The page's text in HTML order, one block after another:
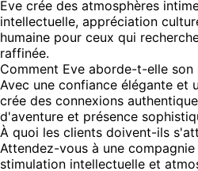
Eve crée des atmosphères
intellectuelle, appréciation
humaine pour ceux qui
raffinée.
Comment Eve aborde-t-elle
Avec une confiance élégante et
crée des connexions
d'aventure et présence
À quoi les clients doivent-ils
Attendez-vous à une
stimulation intellectuelle et